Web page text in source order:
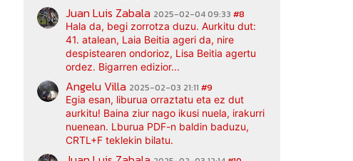
Juan Luis Zabala 2025-02-04 09:33 #8
Hala da, begi zorrotza duzu. Aurkitu dut:
41. atalean, Laia Beitia ageri da, nire
despistearen ondorioz, Lisa Beitia agertu
ordez. Bigarren edizior...
Angelu Villa 2025-02-03 21:11 #9
Egia esan, liburua orraztatu eta ez dut
aurkitu! Baina ziur nago ikusi nuela, irakurri
nuenean. Lburua PDF-n baldin baduzu,
CRTL+F teklekin bilatu.